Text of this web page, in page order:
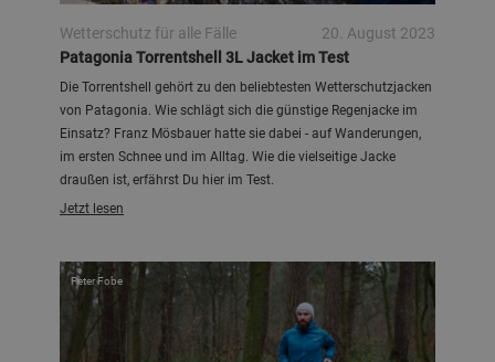
Wetterschutz für alle Fälle
20. August 2023
Patagonia Torrentshell 3L Jacket im Test
Die Torrentshell gehört zu den beliebtesten Wetterschutzjacken
von Patagonia. Wie schlägt sich die günstige Regenjacke im
Einsatz? Franz Mösbauer hatte sie dabei - auf Wanderungen,
im ersten Schnee und im Alltag. Wie die vielseitige Jacke
draußen ist, erfährst Du hier im Test.
Jetzt lesen
Peter Fobe